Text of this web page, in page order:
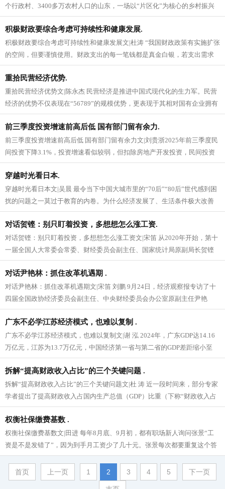
个行政村、3400多万农村人口的山东，一场以“片区化”为核心的乡村振兴
变革正悄然改写乡村...
积极财政要综合考虑可持续性和健康发展.
积极财政要综合考虑可持续性和健康发展文|杜涛 “我国财政政策有实施扩张
的空间，但要谨慎使用。财政支出的每一笔钱都是真金白银，若支出需求
大且仍要推进‘减税降费’，...
重拾民营经济优势.
重拾民营经济优势文|陈永杰 民营经济是推进中国式现代化的生力军。民营
经济的优势不仅表现在“56789”的规模优势，更表现于其相对国有企业拥有
更优的效率效益。总体...
前三季度投资增速前高后低 国有部门留有余力.
前三季度投资增速前高后低 国有部门留有余力文|刘贵浙2025年前三季度民
间投资下降3.1%，投资增速看似较弱，但扣除房地产开发投资，民间投资
增长2.1%。由于P...
穿越时光看日本.
穿越时光看日本文|吴晨 最令当下中国大城市里的“70后”“80后”世代感到困
扰的问题之一莫过于教育的内卷。为什么经济发展了、生活条件极大改善
了，教育却更加内卷？...
对话贺铿：别只盯着投资，多想想怎么涨工资.
对话贺铿：别只盯着投资，多想想怎么涨工资文|宋笛 从2020年开始，第十
一届全国人大常委会常委、财经委员会副主任、国家统计局原副局长贺铿
就持续在社交平台账号中发...
对话尹艳林：抓住改革机遇期 .
对话尹艳林：抓住改革机遇期文|宋笛 刘鹏 9月24日，经济观察报专访了十
四届全国政协经济委员会副主任、中央财经委员会办公室原副主任尹艳
林。在两个小时的交流中，尹...
广东不必学江苏经济模式，也难以复制 .
广东不必学江苏经济模式，也难以复制文|谢 泓 2024年，广东GDP达14.16
万亿元，江苏为13.7万亿元，中国经济第一省与第二省的GDP差距缩小至
4626亿...
拆解“提高财政收入占比”的三个关键问题 .
拆解“提高财政收入占比”的三个关键问题文|杜 涛 近一段时间来，部分专家
学者提出了提高财政收入占国内生产总值（GDP）比重（下称“财政收入占
比”）的建议。财政部...
权衡社保缴费基数 .
权衡社保缴费基数文|田进 每年8月底、9月初，都有职场新人询问张景“工
资是不是发错了”，因为到手月工资少了几十元。张景每次都要重复这个答
案，“因为北京社保缴费基...
首页 上一页 1 2 3 4 5 下一页